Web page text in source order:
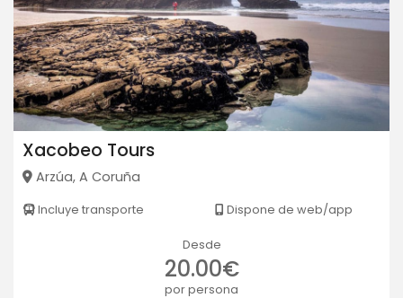
Xacobeo Tours
Arzúa, A Coruña
Incluye transporte Dispone de web/app
Desde
20.00€
por persona